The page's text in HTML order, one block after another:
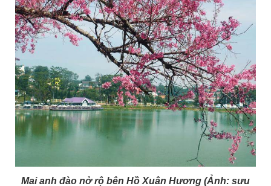
Mai anh đào nở rộ bên Hồ Xuân Hương (Ảnh: sưu